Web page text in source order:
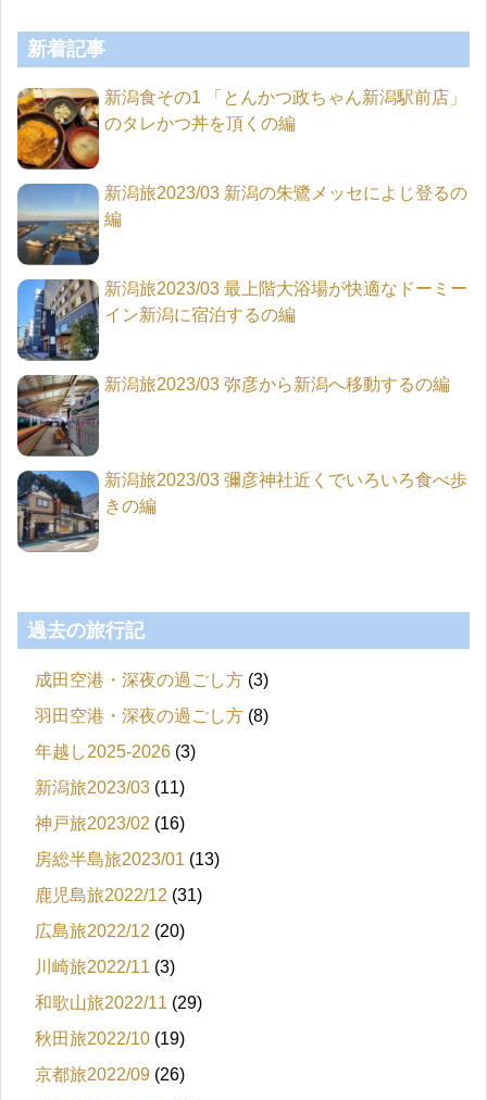
新着記事
新潟食その1 「とんかつ政ちゃん新潟駅前店」
のタレかつ丼を頂くの編
新潟旅2023/03 新潟の朱鷺メッセによじ登るの
編
新潟旅2023/03 最上階大浴場が快適なドーミー
イン新潟に宿泊するの編
新潟旅2023/03 弥彦から新潟へ移動するの編
新潟旅2023/03 彌彦神社近くでいろいろ食べ歩
きの編
過去の旅行記
成田空港・深夜の過ごし方 (3)
羽田空港・深夜の過ごし方 (8)
年越し2025-2026 (3)
新潟旅2023/03 (11)
神戸旅2023/02 (16)
房総半島旅2023/01 (13)
鹿児島旅2022/12 (31)
広島旅2022/12 (20)
川崎旅2022/11 (3)
和歌山旅2022/11 (29)
秋田旅2022/10 (19)
京都旅2022/09 (26)